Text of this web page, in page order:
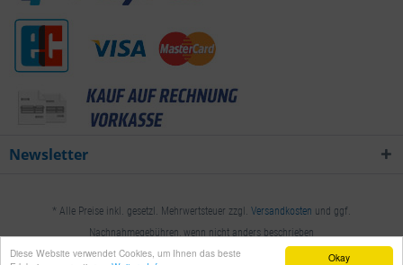
Okay
Diese Website verwendet Cookies, um Ihnen das beste
Newsletter
* Alle Preise inkl. gesetzl. Mehrwertsteuer zzgl. Versandkosten und ggf.
Nachnahmegebühren, wenn nicht anders beschrieben